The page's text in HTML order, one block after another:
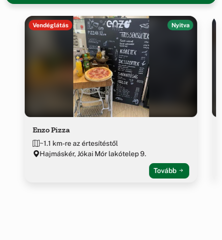
Vendéglátás Nyitva
Enzo Pizza
~1.1 km-re az értesítéstől
Hajmáskér, Jókai Mór lakótelep 9.
Tovább